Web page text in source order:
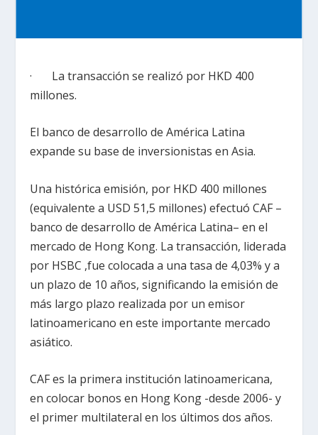
· La transacción se realizó por HKD 400
millones.
El banco de desarrollo de América Latina
expande su base de inversionistas en Asia.
Una histórica emisión, por HKD 400 millones
(equivalente a USD 51,5 millones) efectuó CAF –
banco de desarrollo de América Latina– en el
mercado de Hong Kong. La transacción, liderada
por HSBC ,fue colocada a una tasa de 4,03% y a
un plazo de 10 años, significando la emisión de
más largo plazo realizada por un emisor
latinoamericano en este importante mercado
asiático.
CAF es la primera institución latinoamericana,
en colocar bonos en Hong Kong -desde 2006- y
el primer multilateral en los últimos dos años.